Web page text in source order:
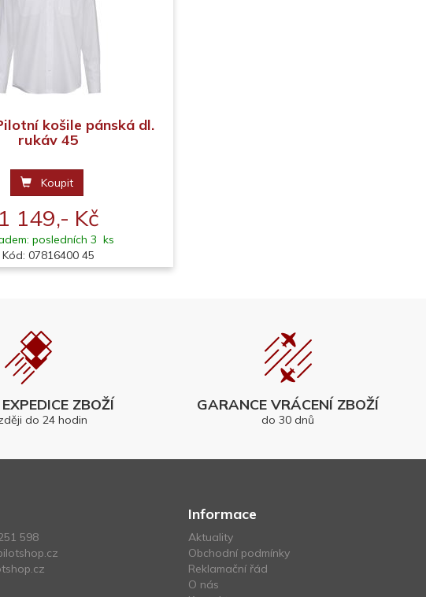
košile pánská dl.
rukáv 45
Koupit
149,- Kč
posledních 3 ks
Kód: 07816400 45
ZBOŽÍ
do 24 hodin
GARANCE VRÁCENÍ ZBOŽÍ
do 30 dnů
598
Informace
Aktuality
Obchodní podmínky
Reklamační řád
O nás